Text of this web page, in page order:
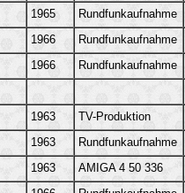
1965 Rundfunkaufnahme
1966 Rundfunkaufnahme
1966 Rundfunkaufnahme
1963 TV-Produktion
1963 Rundfunkaufnahme
1963 AMIGA 4 50 336